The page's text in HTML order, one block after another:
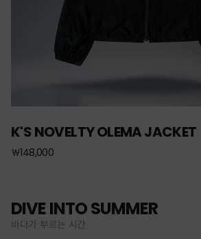
K'S NOVELTY OLEMA JACKET
￦148,000
DIVE INTO SUMMER
바다가 부르는 시간